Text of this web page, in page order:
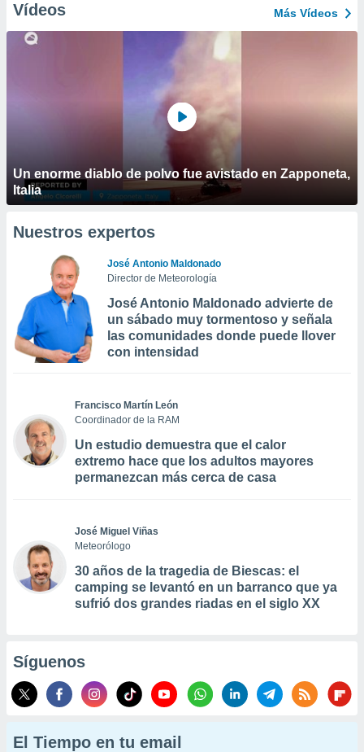
Vídeos Más Vídeos
Un enorme diablo de polvo fue avistado en Zapponeta,
Italia
Nuestros expertos
José Antonio Maldonado
Director de Meteorología
José Antonio Maldonado advierte de
un sábado muy tormentoso y señala
las comunidades donde puede llover
con intensidad
Francisco Martín León
Coordinador de la RAM
Un estudio demuestra que el calor
extremo hace que los adultos mayores
permanezcan más cerca de casa
José Miguel Viñas
Meteorólogo
30 años de la tragedia de Biescas: el
camping se levantó en un barranco que ya
sufrió dos grandes riadas en el siglo XX
Síguenos
El Tiempo en tu email